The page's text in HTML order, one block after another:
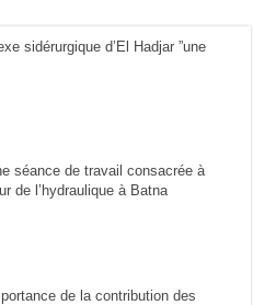
sidérurgique d’El Hadjar ”une
séance de travail consacrée à
de l’hydraulique à Batna
de la contribution des